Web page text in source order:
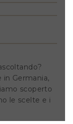
in Germania,
scoperto
le scelte e i